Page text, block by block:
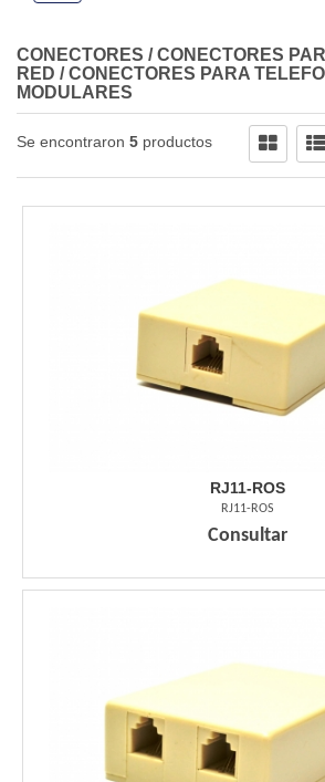
CONECTORES /CONECTORES
RED /CONECTORES PARA
MODULARES
Se encontraron 5 productos
RJ11-ROS
RJ11-ROS
Consultar